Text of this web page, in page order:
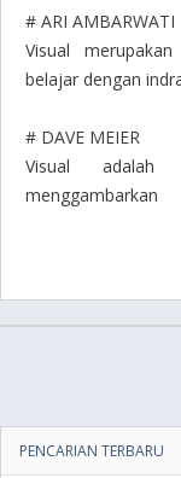
# ARI AMBARWATI
Visual
belajar dengan
# DAVE MEIER
Visual adalah
menggambarkan
PENCARIAN TERBARU